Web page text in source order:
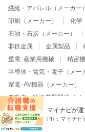
マイナビが
PR： マイナビ
繊維・アパレル（メーカー）
印刷（メーカー）
化学
石油・石炭（メーカー）
非鉄金属
金属製品
重電･産業用機械
精密
半導体・電気・電子（メー
家電･AV機器（メーカー）
自動車・輸送機器関連（メ
医療 保健衛生 保育